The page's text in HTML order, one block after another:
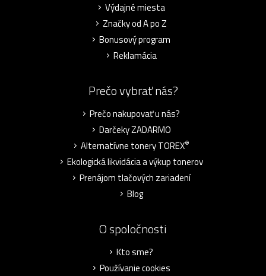
Výdajné miesta
Značky od A po Z
Bonusový program
Reklamácia
Prečo vybrať nás?
Prečo nakupovať u nás?
Darčeky ZADARMO
Alternatívne tonery TOREX®
Ekologická likvidácia a výkup tonerov
Prenájom tlačových zariadení
Blog
O spoločnosti
Kto sme?
Používanie cookies